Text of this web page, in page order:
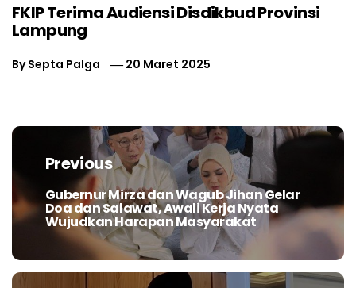
FKIP Terima Audiensi Disdikbud Provinsi
Lampung
BySepta Palga 20 Maret 2025
Navigasi
posPrevious
Previous
post:
Gubernur Mirza dan Wagub Jihan Gelar
Doa dan Salawat, Awali Kerja Nyata
Wujudkan Harapan Masyarakat